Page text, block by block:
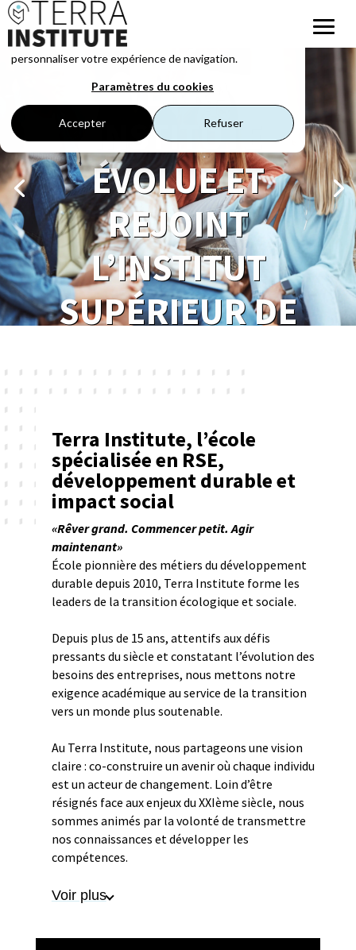
Ce site web stocke les cookies pour comprendre vos
interactions avec nous, nous souvenir de vous et
personnaliser votre expérience de navigation.
Paramètres du cookies
Accepter Refuser
TERRA
INSTITUTE
ÉVOLUE ET
REJOINT
L’INSTITUT
SUPÉRIEUR DE
ENT
POUR ALLER PLUS LOIN DANS LA FORMATION AUX
MÉTIERS DE LA TRANSITION ÉCOLOGIQUE
Terra Institute, l’école
spécialisée en RSE,
développement durable et
impact social
«Rêver grand. Commencer petit. Agir
maintenant»
École pionnière des métiers du développement
durable depuis 2010, Terra Institute forme les
leaders de la transition écologique et sociale.
Depuis plus de 15 ans, attentifs aux défis
pressants du siècle et constatant l’évolution des
besoins des entreprises, nous mettons notre
exigence académique au service de la transition
vers un monde plus soutenable.
Au Terra Institute, nous partageons une vision
claire : co-construire un avenir où chaque individu
est un acteur de changement. Loin d’être
résignés face aux enjeux du XXIème siècle, nous
sommes animés par la volonté de transmettre
nos connaissances et développer les
compétences.
Voir plus
bâtisseurs de demain, conscients, outillés et